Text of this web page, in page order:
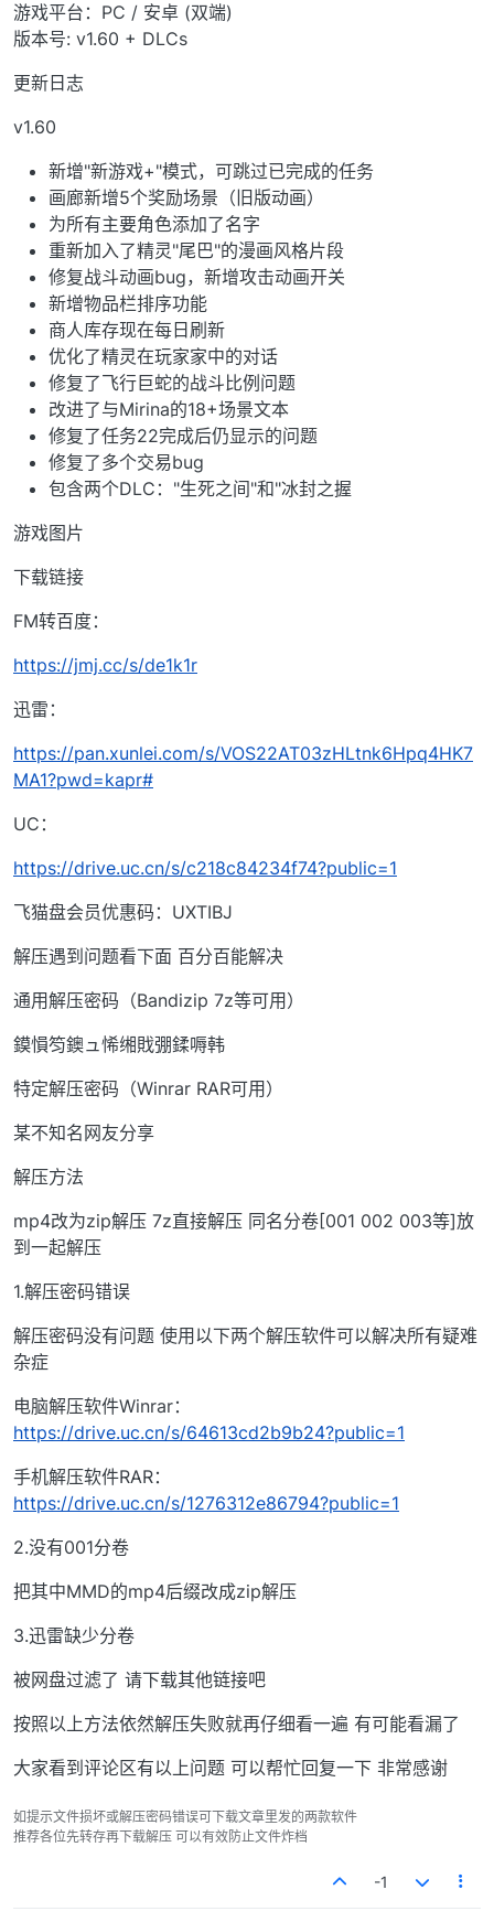
游戏平台：PC / 安卓 (双端)
版本号: v1.60 + DLCs
更新日志
v1.60
新增"新游戏+"模式，可跳过已完成的任务
画廊新增5个奖励场景（旧版动画）
为所有主要角色添加了名字
重新加入了精灵"尾巴"的漫画风格片段
修复战斗动画bug，新增攻击动画开关
新增物品栏排序功能
商人库存现在每日刷新
优化了精灵在玩家家中的对话
修复了飞行巨蛇的战斗比例问题
改进了与Mirina的18+场景文本
修复了任务22完成后仍显示的问题
修复了多个交易bug
包含两个DLC："生死之间"和"冰封之握
游戏图片
下载链接
FM转百度：
https://jmj.cc/s/de1k1r
迅雷：
https://pan.xunlei.com/s/VOS22AT03zHLtnk6Hpq4HK7
MA1?pwd=kapr#
UC：
https://drive.uc.cn/s/c218c84234f74?public=1
飞猫盘会员优惠码：UXTIBJ
解压遇到问题看下面 百分百能解决
通用解压密码（Bandizip 7z等可用）
鏌愪笉鐭ュ悕缃戝弸鍒嗕韩
特定解压密码（Winrar RAR可用）
某不知名网友分享
解压方法
mp4改为zip解压 7z直接解压 同名分卷[001 002 003等]放
到一起解压
1.解压密码错误
解压密码没有问题 使用以下两个解压软件可以解决所有疑难
杂症
电脑解压软件Winrar：
https://drive.uc.cn/s/64613cd2b9b24?public=1
手机解压软件RAR：
https://drive.uc.cn/s/1276312e86794?public=1
2.没有001分卷
把其中MMD的mp4后缀改成zip解压
3.迅雷缺少分卷
被网盘过滤了 请下载其他链接吧
按照以上方法依然解压失败就再仔细看一遍 有可能看漏了
大家看到评论区有以上问题 可以帮忙回复一下 非常感谢
如提示文件损坏或解压密码错误可下载文章里发的两款软件
推荐各位先转存再下载解压 可以有效防止文件炸档
-1